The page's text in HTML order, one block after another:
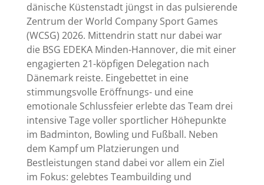
dänische Küstenstadt jüngst in das pulsierende
Zentrum der World Company Sport Games
(WCSG) 2026. Mittendrin statt nur dabei war
die BSG EDEKA Minden-Hannover, die mit einer
engagierten 21-köpfigen Delegation nach
Dänemark reiste. Eingebettet in eine
stimmungsvolle Eröffnungs- und eine
emotionale Schlussfeier erlebte das Team drei
intensive Tage voller sportlicher Höhepunkte
im Badminton, Bowling und Fußball. Neben
dem Kampf um Platzierungen und
Bestleistungen stand dabei vor allem ein Ziel
im Fokus: gelebtes Teambuilding und